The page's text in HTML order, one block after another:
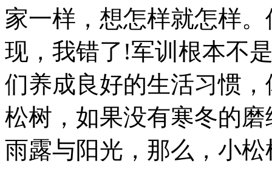
家一样，想怎样就怎样
现，我错了!军训根本不
们养成良好的生活习惯
松树，如果没有寒冬的
雨露与阳光，那么，小